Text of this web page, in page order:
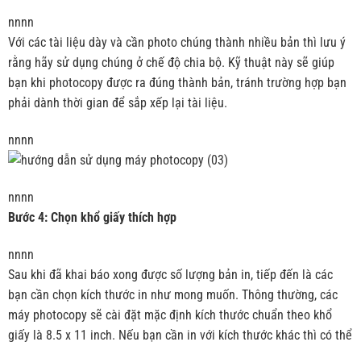
nnnn
Với các tài liệu dày và cần photo chúng thành nhiều bản thì lưu ý
rằng hãy sử dụng chúng ở chế độ chia bộ. Kỹ thuật này sẽ giúp
bạn khi photocopy được ra đúng thành bản, tránh trường hợp bạn
phải dành thời gian để sắp xếp lại tài liệu.
nnnn
nnnn
Bước 4: Chọn khổ giấy thích hợp
nnnn
Sau khi đã khai báo xong được số lượng bản in, tiếp đến là các
bạn cần chọn kích thước in như mong muốn. Thông thường, các
máy photocopy sẽ cài đặt mặc định kích thước chuẩn theo khổ
giấy là 8.5 x 11 inch. Nếu bạn cần in với kích thước khác thì có thể